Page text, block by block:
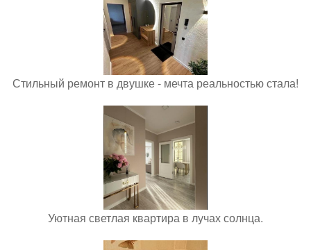
Стильный ремонт в двушке - мечта реальностью стала!
Уютная светлая квартира в лучах солнца.